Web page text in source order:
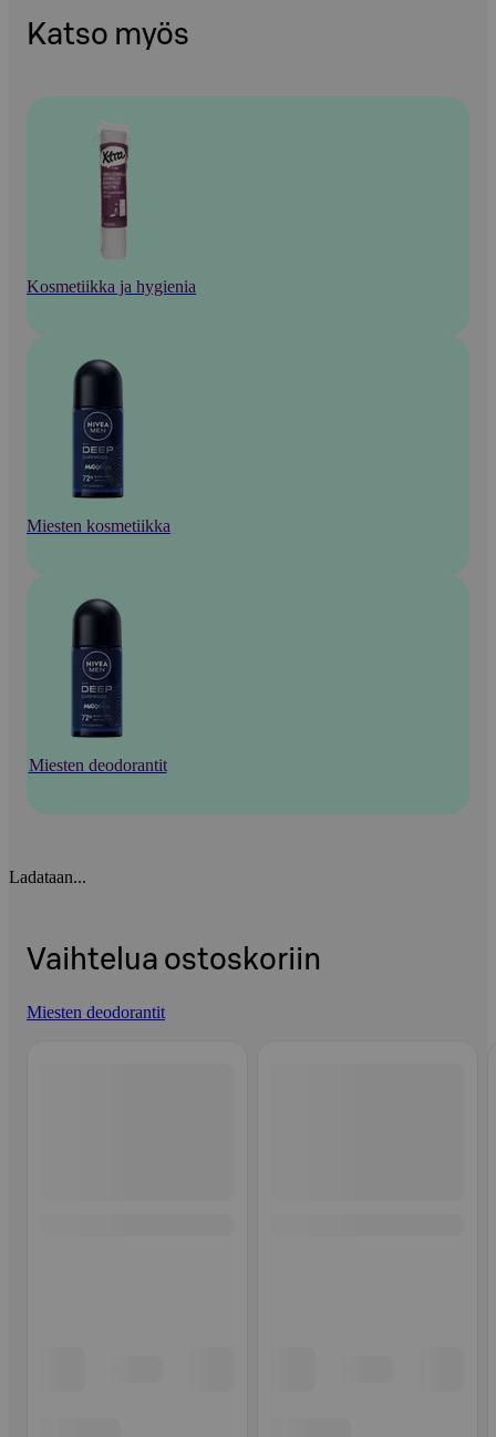
Katso myös
Kosmetiikka ja hygienia
Miesten kosmetiikka
Miesten deodorantit
Ladataan...
Vaihtelua ostoskoriin
Miesten deodorantit